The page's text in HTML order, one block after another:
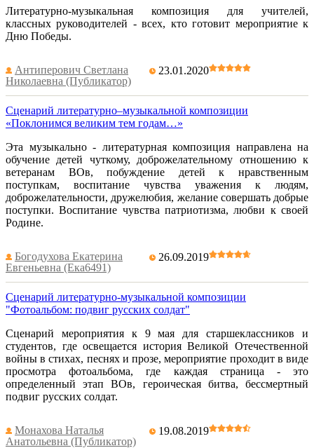
Литературно-музыкальная композиция для учителей,
классных руководителей - всех, кто готовит мероприятие к
Дню Победы.
Антиперович Светлана
Николаевна (Публикатор)
23.01.2020
Сценарий литературно–музыкальной композиции
«Поклонимся великим тем годам…»
Эта музыкально - литературная композиция направлена на
обучение детей чуткому, доброжелательному отношению к
ветеранам ВОв, побуждение детей к нравственным
поступкам, воспитание чувства уважения к людям,
доброжелательности, дружелюбия, желание совершать добрые
поступки. Воспитание чувства патриотизма, любви к своей
Родине.
Богодухова Екатерина
Евгеньевна (Ека6491)
26.09.2019
Сценарий литературно-музыкальной композиции
"Фотоальбом: подвиг русских солдат"
Сценарий мероприятия к 9 мая для старшеклассников и
студентов, где освещается история Великой Отечественной
войны в стихах, песнях и прозе, мероприятие проходит в виде
просмотра фотоальбома, где каждая страница - это
определенный этап ВОв, героическая битва, бессмертный
подвиг русских солдат.
Монахова Наталья
Анатольевна (Публикатор)
19.08.2019